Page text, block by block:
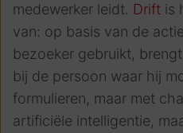
medewerker leidt. Drift is
van: op basis van de
bezoeker gebruikt,
bij de persoon waar hij
formulieren, maar met
artificiële intelligentie,